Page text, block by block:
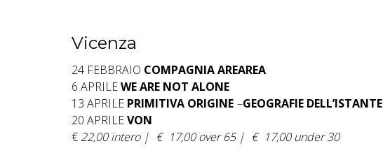
Vicenza
24 FEBBRAIO COMPAGNIA AREAREA
6 APRILEWE ARE NOT ALONE
13 APRILE PRIMITIVA ORIGINE –GEOGRAFIE DELL’ISTANTE
20 APRILEVON
€ 22,00 intero | € 17,00 over 65 | € 17,00 under 30